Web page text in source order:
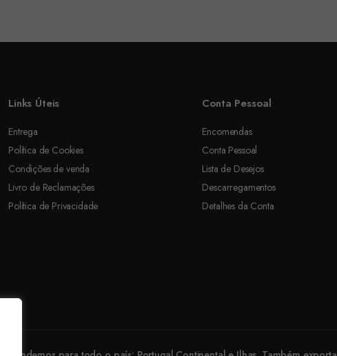
Links Úteis
Entrega
Política de Cookies
Condições de venda
Livro de Reclamações
Política de Privacidade
Conta Pessoal
Encomendas
Conta Pessoal
Lista de Desejos
Descarregamentos
Detalhes da Conta